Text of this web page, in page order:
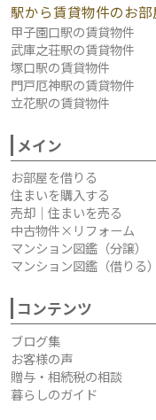
駅から賃貸物件のお
甲子園口駅の賃貸物件
武庫之荘駅の賃貸物件
塚口駅の賃貸物件
門戸厄神駅の賃貸物件
立花駅の賃貸物件
メイン
お部屋を借りる
住まいを購入する
売却｜住まいを売る
中古物件×リフォーム
マンション図鑑（分譲）
マンション図鑑（借りる）
コンテンツ
ブログ集
お客様の声
贈与・相続税の相談
暮らしのガイド